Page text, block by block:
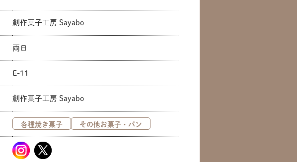
創作菓子工房 Sayabo
両日
E-11
創作菓子工房 Sayabo
各種焼き菓子 その他お菓子・パン